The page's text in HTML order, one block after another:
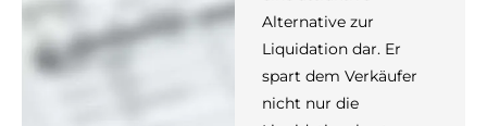
Alternative zur
Liquidation dar. Er
spart dem Verkäufer
nicht nur die